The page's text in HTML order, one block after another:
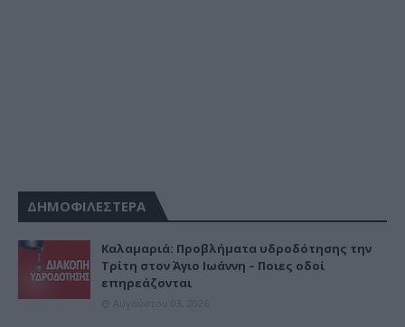
ΔΗΜΟΦΙΛΕΣΤΕΡΑ
Καλαμαριά: Προβλήματα υδροδότησης την
Τρίτη στον Άγιο Ιωάννη – Ποιες οδοί
επηρεάζονται